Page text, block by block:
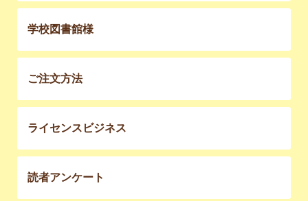
学校図書館様
ご注文方法
ライセンスビジネス
読者アンケート